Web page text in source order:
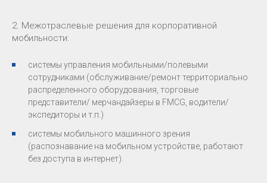
2. Межотраслевые решения для корпоративной
мобильности:
системы управления мобильными/полевыми
сотрудниками (обслуживание/ремонт территориально
распределенного оборудования, торговые
представители/ мерчандайзеры в FMCG, водители/
экспедиторы и т.п.)
системы мобильного машинного зрения
(распознавание на мобильном устройстве, работают
без доступа в интернет).